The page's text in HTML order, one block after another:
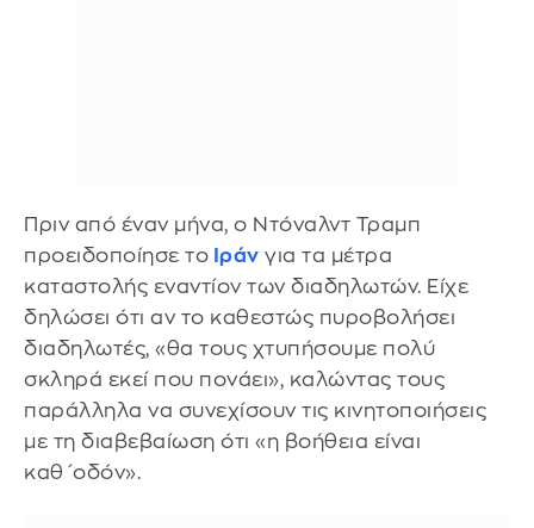
Πριν από έναν μήνα, ο Ντόναλντ Τραμπ
προειδοποίησε το Ιράν για τα μέτρα
καταστολής εναντίον των διαδηλωτών. Είχε
δηλώσει ότι αν το καθεστώς πυροβολήσει
διαδηλωτές, «θα τους χτυπήσουμε πολύ
σκληρά εκεί που πονάει», καλώντας τους
παράλληλα να συνεχίσουν τις κινητοποιήσεις
με τη διαβεβαίωση ότι «η βοήθεια είναι
καθ΄οδόν».